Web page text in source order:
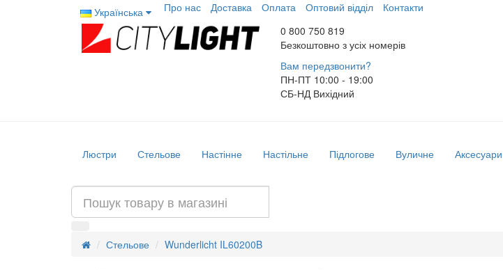
Українська Про нас Доставка Оплата Оптовий відділ
Контакти
0 800 750 819
Безкоштовно з усіх номерів
Вам передзвонити?
ПН-ПТ 10:00 - 19:00
СБ-НДВихідний
Люстри Стельове Настінне Настільне Підлогове Вуличне Аксесуари
Стельове Wunderlicht IL60200B